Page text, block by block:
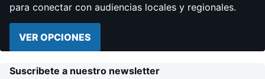
para conectar con audiencias locales y regionales.
VER OPCIONES
Suscribete a nuestro newsletter